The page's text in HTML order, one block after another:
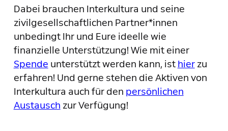
Dabei brauchen Interkultura und seine
zivilgesellschaftlichen Partner*innen
unbedingt Ihr und Eure ideelle wie
finanzielle Unterstützung! Wie mit einer
Spende unterstützt werden kann, ist hierzu
erfahren! Und gerne stehen die Aktiven von
Interkultura auch für den persönlichen
Austausch zur Verfügung!